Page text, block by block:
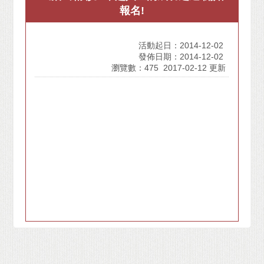
報名!
活動起日：2014-12-02
發佈日期：2014-12-02
瀏覽數：475
2017-02-12 更新